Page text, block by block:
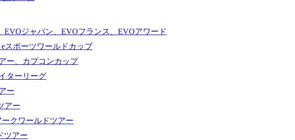
EVOジャパン、EVOフランス、EVOアワード
スポーツワールドカップ
ー、カプコンカップ
ターリーグ
ー
アー
ークワールドツアー
ツアー